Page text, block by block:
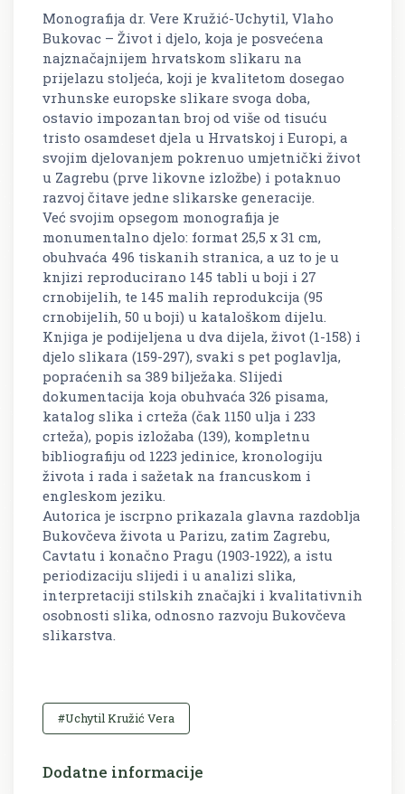
Monografija dr. Vere Kružić-Uchytil, Vlaho
Bukovac – Život i djelo, koja je posvećena
najznačajnijem hrvatskom slikaru na
prijelazu stoljeća, koji je kvalitetom dosegao
vrhunske europske slikare svoga doba,
ostavio impozantan broj od više od tisuću
tristo osamdeset djela u Hrvatskoj i Europi, a
svojim djelovanjem pokrenuo umjetnički život
u Zagrebu (prve likovne izložbe) i potaknuo
razvoj čitave jedne slikarske generacije.
Već svojim opsegom monografija je
monumentalno djelo: format 25,5 x 31 cm,
obuhvaća 496 tiskanih stranica, a uz to je u
knjizi reproducirano 145 tabli u boji i 27
crnobijelih, te 145 malih reprodukcija (95
crnobijelih, 50 u boji) u kataloškom dijelu.
Knjiga je podijeljena u dva dijela, život (1-158) i
djelo slikara (159-297), svaki s pet poglavlja,
popraćenih sa 389 bilježaka. Slijedi
dokumentacija koja obuhvaća 326 pisama,
katalog slika i crteža (čak 1150 ulja i 233
crteža), popis izložaba (139), kompletnu
bibliografiju od 1223 jedinice, kronologiju
života i rada i sažetak na francuskom i
engleskom jeziku.
Autorica je iscrpno prikazala glavna razdoblja
Bukovčeva života u Parizu, zatim Zagrebu,
Cavtatu i konačno Pragu (1903-1922), a istu
periodizaciju slijedi i u analizi slika,
interpretaciji stilskih značajki i kvalitativnih
osobnosti slika, odnosno razvoju Bukovčeva
slikarstva.
#Uchytil Kružić Vera
Dodatne informacije